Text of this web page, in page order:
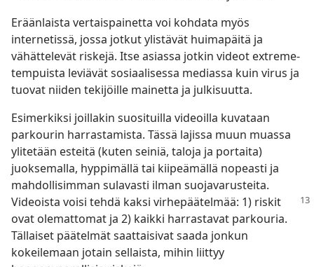
Eräänlaista vertaispainetta voi kohdata myös
internetissä, jossa jotkut ylistävät huimapäitä ja
vähättelevät riskejä. Itse asiassa jotkin videot extreme-
tempuista leviävät sosiaalisessa mediassa kuin virus ja
tuovat niiden tekijöille mainetta ja julkisuutta.
Esimerkiksi joillakin suosituilla videoilla kuvataan
parkourin harrastamista. Tässä lajissa muun muassa
ylitetään esteitä (kuten seiniä, taloja ja portaita)
juoksemalla, hyppimällä tai kiipeämällä nopeasti ja
mahdollisimman sulavasti ilman suojavarusteita.
Videoista voisi tehdä kaksi virhepäätelmää: 1) riskit
ovat olemattomat ja 2) kaikki harrastavat parkouria.
Tällaiset päätelmät saattaisivat saada jonkun
kokeilemaan jotain sellaista, mihin liittyy